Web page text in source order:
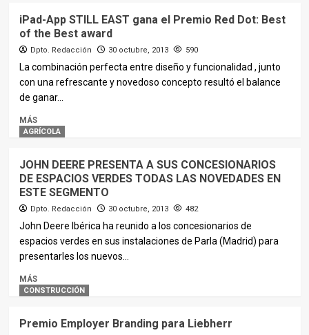
iPad-App STILL EAST gana el Premio Red Dot: Best
of the Best award
Dpto. Redacción 30 octubre, 2013 590
La combinación perfecta entre diseño y funcionalidad , junto
con una refrescante y novedoso concepto resultó el balance
de ganar...
MÁS
AGRÍCOLA
JOHN DEERE PRESENTA A SUS CONCESIONARIOS
DE ESPACIOS VERDES TODAS LAS NOVEDADES EN
ESTE SEGMENTO
Dpto. Redacción 30 octubre, 2013 482
John Deere Ibérica ha reunido a los concesionarios de
espacios verdes en sus instalaciones de Parla (Madrid) para
presentarles los nuevos...
MÁS
CONSTRUCCIÓN
Premio Employer Branding para Liebherr